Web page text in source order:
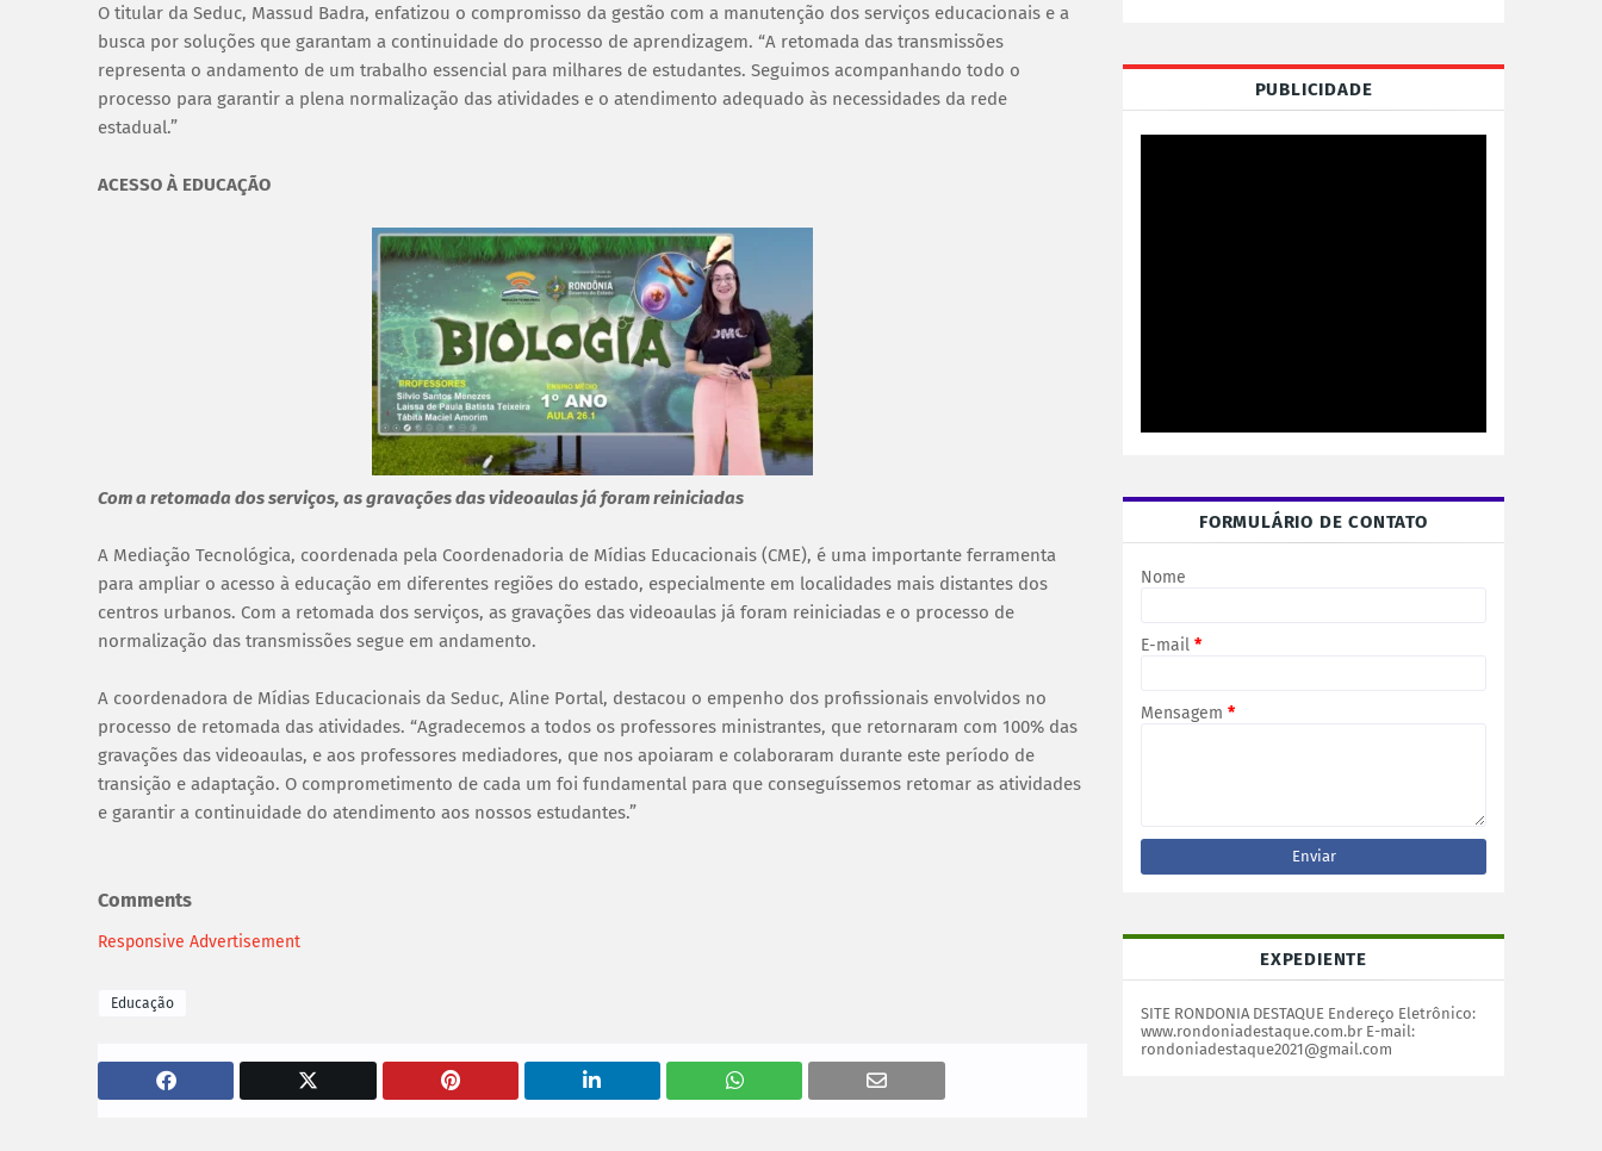
O titular da Seduc, Massud Badra, enfatizou o compromisso da gestão com a manutenção dos serviços educacionais e a
busca por soluções que garantam a continuidade do processo de aprendizagem. “A retomada das transmissões
representa o andamento de um trabalho essencial para milhares de estudantes. Seguimos acompanhando todo o
processo para garantir a plena normalização das atividades e o atendimento adequado às necessidades da rede
estadual.”
ACESSO À EDUCAÇÃO
Com a retomada dos serviços, as gravações das videoaulas já foram reiniciadas
A Mediação Tecnológica, coordenada pela Coordenadoria de Mídias Educacionais (CME), é uma importante ferramenta
para ampliar o acesso à educação em diferentes regiões do estado, especialmente em localidades mais distantes dos
centros urbanos. Com a retomada dos serviços, as gravações das videoaulas já foram reiniciadas e o processo de
normalização das transmissões segue em andamento.
A coordenadora de Mídias Educacionais da Seduc, Aline Portal, destacou o empenho dos profissionais envolvidos no
processo de retomada das atividades. “Agradecemos a todos os professores ministrantes, que retornaram com 100% das
gravações das videoaulas, e aos professores mediadores, que nos apoiaram e colaboraram durante este período de
transição e adaptação. O comprometimento de cada um foi fundamental para que conseguíssemos retomar as atividades
e garantir a continuidade do atendimento aos nossos estudantes.”
Comments
Responsive Advertisement
Educação
PUBLICIDADE
FORMULÁRIO DE CONTATO
Nome
E-mail *
Mensagem *
EXPEDIENTE
SITE RONDONIA DESTAQUE Endereço Eletrônico:
www.rondoniadestaque.com.br E-mail:
rondoniadestaque2021@gmail.com